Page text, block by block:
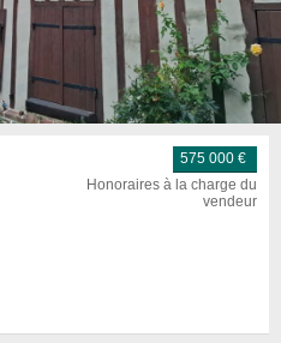
575 000 €
Honoraires à la charge du
vendeur